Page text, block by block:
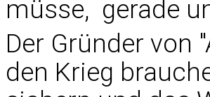
müsse, gerade
Der Gründer von
den Krieg